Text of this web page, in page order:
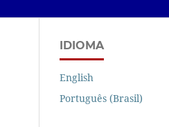
IDIOMA
English
Português (Brasil)